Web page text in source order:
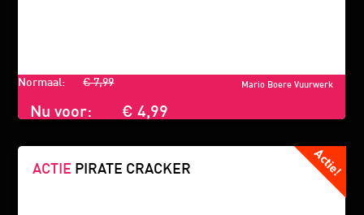
Mario Boere Vuurwerk
Normaal: € 7,99
Nu voor: € 4,99
ACTIE PIRATE CRACKER